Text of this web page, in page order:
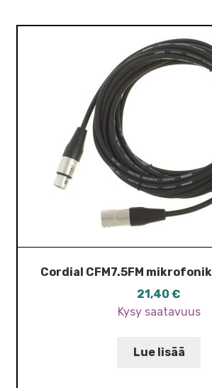
Cordial CFM7.5FM
21,40 €
Kysy saatavuus
Lue lisää